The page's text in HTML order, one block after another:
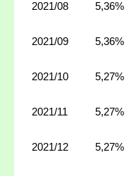
2021/08 5,36%
2021/09 5,36%
2021/10 5,27%
2021/11 5,27%
2021/12 5,27%